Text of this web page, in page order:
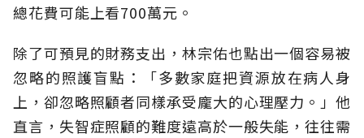
總花費可能上看700萬元。
除了可預見的財務支出，林宗佑也點出一個容易被
忽略的照護盲點：「多數家庭把資源放在病人身
上，卻忽略照顧者同樣承受龐大的心理壓力。」他
直言，失智症照顧的難度遠高於一般失能，往往需